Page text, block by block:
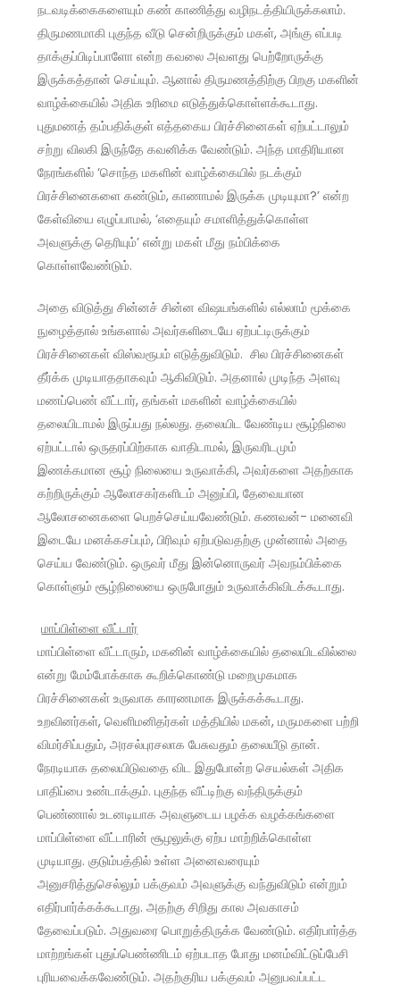
நடவடிக்கைகளையும் கண் காணித்து வழிநடத்தியிருக்கலாம்.
திருமணமாகி புகுந்த வீடு சென்றிருக்கும் மகள், அங்கு எப்படி
தாக்குப்பிடிப்பாளோ என்ற கவலை அவளது பெற்றோருக்கு
இருக்கத்தான் செய்யும். ஆனால் திருமணத்திற்கு பிறகு மகளின்
வாழ்க்கையில் அதிக உரிமை எடுத்துக்கொள்ளக்கூடாது.
புதுமணத் தம்பதிக்குள் எத்தகைய பிரச்சினைகள் ஏற்பட்டாலும்
சற்று விலகி இருந்தே கவனிக்க வேண்டும். அந்த மாதிரியான
நேரங்களில் ‘சொந்த மகளின் வாழ்க்கையில் நடக்கும்
பிரச்சினைகளை கண்டும், காணாமல் இருக்க முடியுமா?’ என்ற
கேள்வியை எழுப்பாமல், ‘எதையும் சமாளித்துக்கொள்ள
அவளுக்கு தெரியும்’ என்று மகள் மீது நம்பிக்கை
கொள்ளவேண்டும்.
அதை விடுத்து சின்னச் சின்ன விஷயங்களில் எல்லாம் மூக்கை
நுழைத்தால் உங்களால் அவர்களிடையே ஏற்பட்டிருக்கும்
பிரச்சினைகள் விஸ்வரூபம் எடுத்துவிடும். சில பிரச்சினைகள்
தீர்க்க முடியாததாகவும் ஆகிவிடும். அதனால் முடிந்த அளவு
மணப்பெண் வீட்டார், தங்கள் மகளின் வாழ்க்கையில்
தலையிடாமல் இருப்பது நல்லது. தலையிட வேண்டிய சூழ்நிலை
ஏற்பட்டால் ஒருதரப்பிற்காக வாதிடாமல், இருவரிடமும்
இணக்கமான சூழ் நிலையை உருவாக்கி, அவர்களை அதற்காக
கற்றிருக்கும் ஆலோசகர்களிடம் அனுப்பி, தேவையான
ஆலோசனைகளை பெறச்செய்யவேண்டும். கணவன்- மனைவி
இடையே மனக்கசப்பும், பிரிவும் ஏற்படுவதற்கு முன்னால் அதை
செய்ய வேண்டும். ஒருவர் மீது இன்னொருவர் அவநம்பிக்கை
கொள்ளும் சூழ்நிலையை ஒருபோதும் உருவாக்கிவிடக்கூடாது.
மாப்பிள்ளை வீட்டார்
மாப்பிள்ளை வீட்டாரும், மகனின் வாழ்க்கையில் தலையிடவில்லை
என்று மேம்போக்காக கூறிக்கொண்டு மறைமுகமாக
பிரச்சினைகள் உருவாக காரணமாக இருக்கக்கூடாது.
உறவினர்கள், வெளிமனிதர்கள் மத்தியில் மகன், மருமகளை பற்றி
விமர்சிப்பதும், அரசல்புரசலாக பேசுவதும் தலையீடு தான்.
நேரடியாக தலையிடுவதை விட இதுபோன்ற செயல்கள் அதிக
பாதிப்பை உண்டாக்கும். புகுந்த வீட்டிற்கு வந்திருக்கும்
பெண்ணால் உடனடியாக அவளுடைய பழக்க வழக்கங்களை
மாப்பிள்ளை வீட்டாரின் சூழலுக்கு ஏற்ப மாற்றிக்கொள்ள
முடியாது. குடும்பத்தில் உள்ள அனைவரையும்
அனுசரித்துசெல்லும் பக்குவம் அவளுக்கு வந்துவிடும் என்றும்
எதிர்பார்க்கக்கூடாது. அதற்கு சிறிது கால அவகாசம்
தேவைப்படும். அதுவரை பொறுத்திருக்க வேண்டும். எதிர்பார்த்த
மாற்றங்கள் புதுப்பெண்ணிடம் ஏற்படாத போது மனம்விட்டுப்பேசி
புரியவைக்கவேண்டும். அதற்குரிய பக்குவம் அனுபவப்பட்ட